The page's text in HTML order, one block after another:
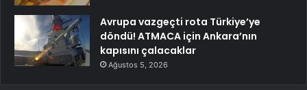
Avrupa vazgeçti rota Türkiye’ye
döndü! ATMACA için Ankara’nın
kapısını çalacaklar
Ağustos 5, 2026